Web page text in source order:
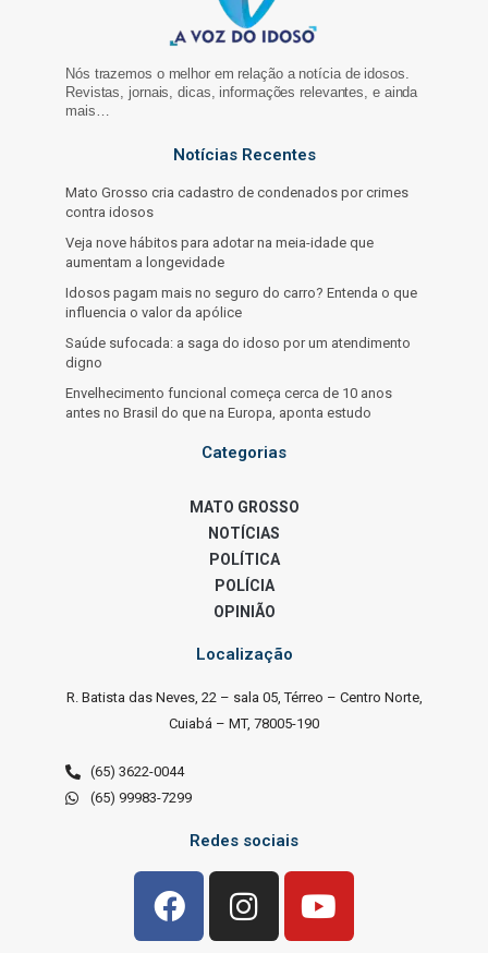
Nós trazemos o melhor em relação a notícia de idosos.
Revistas, jornais, dicas, informações relevantes, e ainda
mais…
Notícias Recentes
Mato Grosso cria cadastro de condenados por crimes
contra idosos
Veja nove hábitos para adotar na meia-idade que
aumentam a longevidade
Idosos pagam mais no seguro do carro? Entenda o que
influencia o valor da apólice
Saúde sufocada: a saga do idoso por um atendimento
digno
Envelhecimento funcional começa cerca de 10 anos
antes no Brasil do que na Europa, aponta estudo
Categorias
MATO GROSSO
NOTÍCIAS
POLÍTICA
POLÍCIA
OPINIÃO
Localização
R. Batista das Neves, 22 – sala 05, Térreo – Centro Norte,
Cuiabá – MT, 78005-190
(65) 3622-0044
(65) 99983-7299
Redes sociais